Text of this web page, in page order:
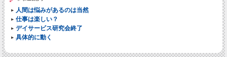
人間は悩みがあるのは当然
仕事は楽しい？
デイサービス研究会終了
具体的に動く